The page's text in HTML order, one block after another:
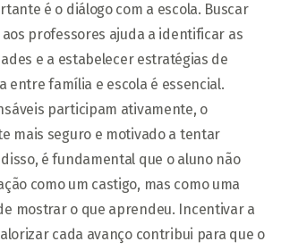
é o diálogo com a escola. Buscar
professores ajuda a identificar as
e a estabelecer estratégias de
entre família e escola é essencial.
participam ativamente, o
mais seguro e motivado a tentar
é fundamental que o aluno não
como um castigo, mas como uma
mostrar o que aprendeu. Incentivar a
cada avanço contribui para que o